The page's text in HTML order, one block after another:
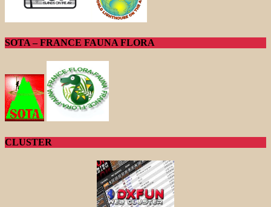
SOTA – FRANCE FAUNA FLORA
CLUSTER